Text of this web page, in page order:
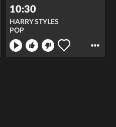
10:30
HARRY STYLES
POP